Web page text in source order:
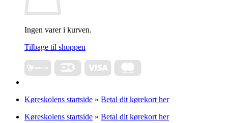
Ingen varer i kurven.
Tilbage til shoppen
Køreskolens startside » Betal dit kørekort her
Køreskolens startside » Betal dit kørekort her